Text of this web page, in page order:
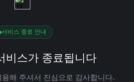
서비스 종료 안내
비스가 종료됩니다
해 주셔서 진심으로 감사합니다.